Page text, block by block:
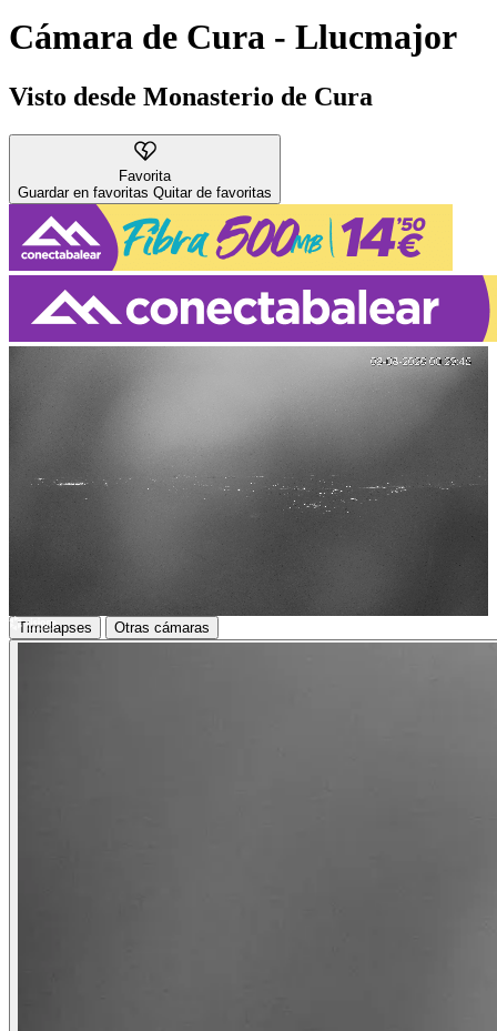
Cámara de Cura - Llucmajor
Visto desde Monasterio de Cura
Favorita
Guardar en favoritas Quitar de favoritas
100.00%
Timelapses Otras cámaras